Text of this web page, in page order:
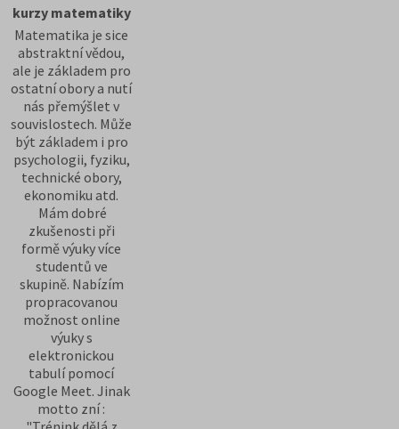
kurzy matematiky
Matematika je sice
abstraktní vědou,
ale je základem pro
ostatní obory a nutí
nás přemýšlet v
souvislostech. Může
být základem i pro
psychologii, fyziku,
technické obory,
ekonomiku atd.
Mám dobré
zkušenosti při
formě výuky více
studentů ve
skupině. Nabízím
propracovanou
možnost online
výuky s
elektronickou
tabulí pomocí
Google Meet. Jinak
motto zní :